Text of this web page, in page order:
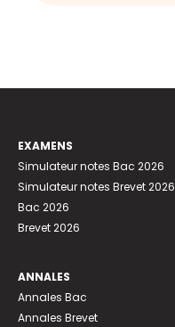
EXAMENS
Simulateur notes Bac 2026
Simulateur notes Brevet 2026
Bac 2026
Brevet 2026
ANNALES
Annales Bac
Annales Brevet